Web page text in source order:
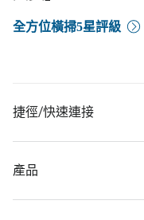
全方位橫掃5星評級
捷徑/快速連接
產品